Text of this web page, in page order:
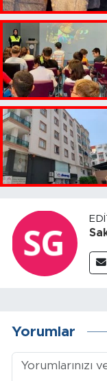
Yorumlar